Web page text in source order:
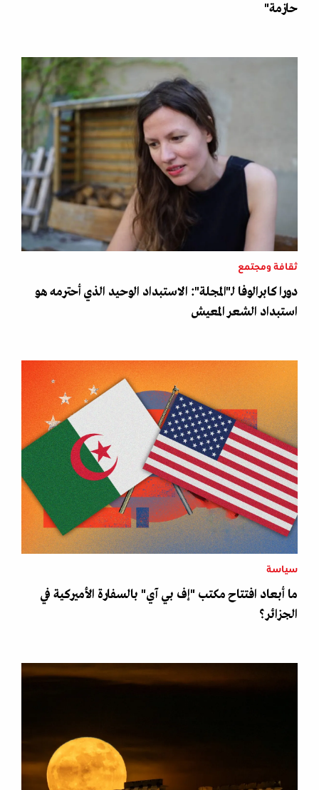
حازمة"
ثقافة ومجتمع
دورا كابرالوفا لـ"المجلة": الاستبداد الوحيد الذي أحترمه هو
استبداد الشعر المعيش
سياسة
ما أبعاد افتتاح مكتب "إف بي آي" بالسفارة الأميركية في
الجزائر؟